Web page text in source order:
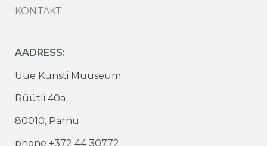
KONTAKT
AADRESS:
Uue Kunsti Muuseum
Rüütli 40a
80010, Pärnu
phone +372 44 30772